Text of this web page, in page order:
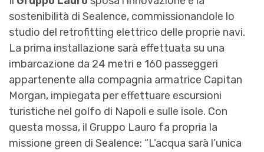
sostenibilità di Sealence, commissionandole lo
studio del retrofitting elettrico delle proprie navi.
La prima installazione sarà effettuata su una
imbarcazione da 24 metri e 160 passeggeri
appartenente alla compagnia armatrice Capitan
Morgan, impiegata per effettuare escursioni
turistiche nel golfo di Napoli e sulle isole. Con
questa mossa, il Gruppo Lauro fa propria la
missione green di Sealence: “L’acqua sarà l’unica